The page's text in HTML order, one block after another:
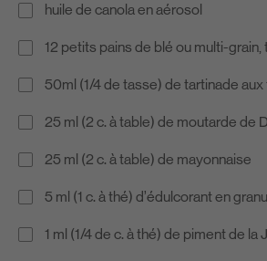
huile de canola en aérosol
12 petits pains de blé ou multi-
50ml (1/4 de tasse) de tartinade
25 ml (2 c. à table) de moutarde de
25 ml (2 c. à table) de mayonnaise
5 ml (1 c. à thé) d’édulcorant en
1 ml (1/4 de c. à thé) de piment de la